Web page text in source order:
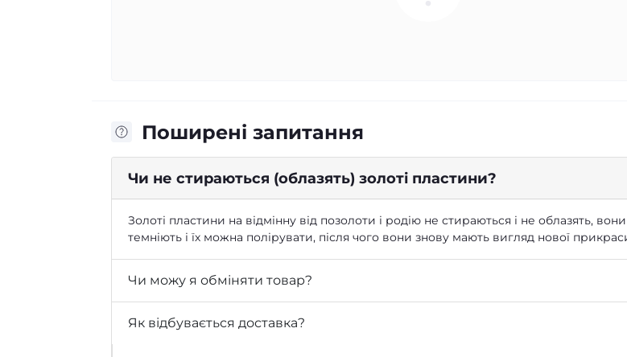
Поширені запитання
Чи не стираються (облазять) золоті пластини?
Золоті пластини на відмінну від позолоти і родію не стираються і не облазять, вони
темніють і їх можна полірувати, після чого вони знову мають вигляд нової
Чи можу я обміняти товар?
Як відбувається доставка?